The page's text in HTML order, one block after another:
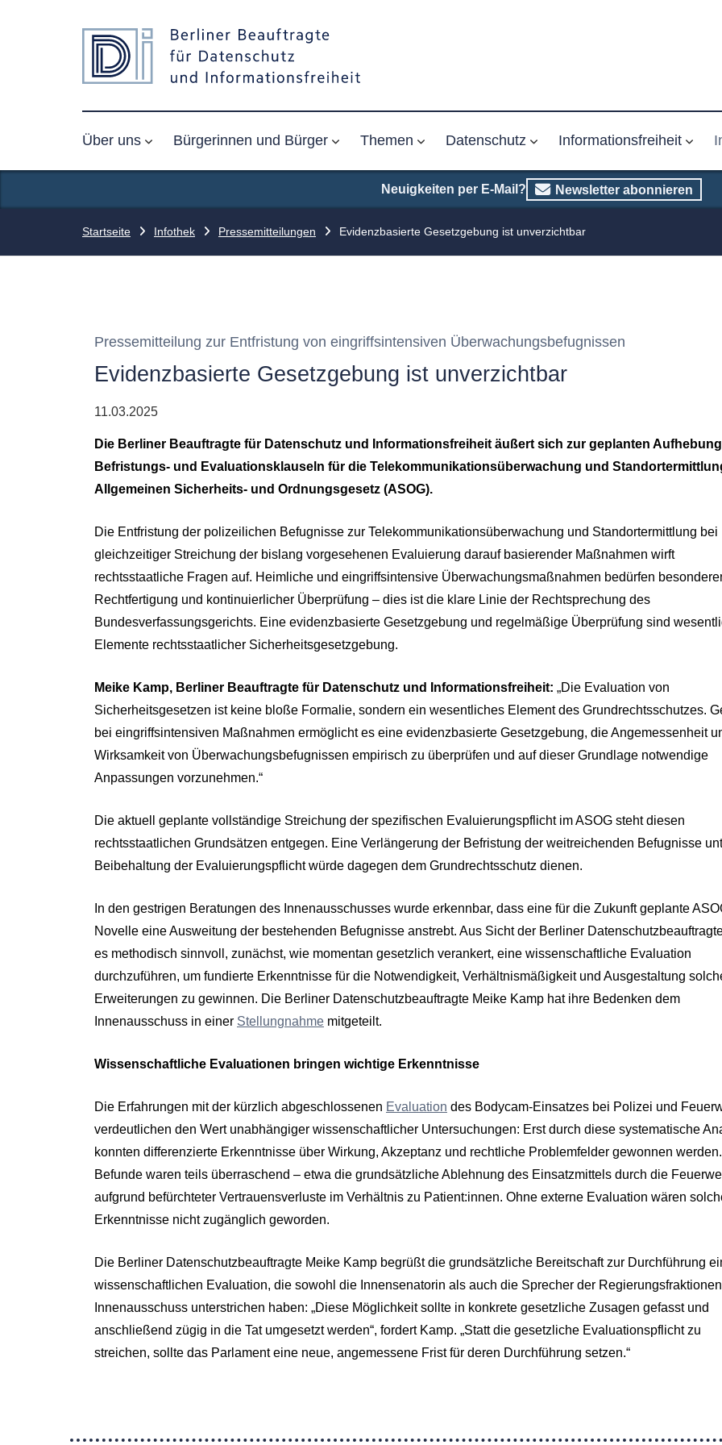
Über uns Bürgerinnen und Bürger Themen Datenschutz Informationsfreiheit
Neuigkeiten per E-Mail? Newsletter abonnieren
Startseite Infothek Pressemitteilungen Evidenzbasierte Gesetzgebung ist unverzichtbar
Pressemitteilung zur Entfristung von eingriffsintensiven Überwachungsbefugnissen
Evidenzbasierte Gesetzgebung ist unverzichtbar
11.03.2025
Die Berliner Beauftragte für Datenschutz und Informationsfreiheit äußert sich zur geplanten
Befristungs- und Evaluationsklauseln für die Telekommunikationsüberwachung und
Allgemeinen Sicherheits- und Ordnungsgesetz (ASOG).
Die Entfristung der polizeilichen Befugnisse zur Telekommunikationsüberwachung und Standortermittlung bei
gleichzeitiger Streichung der bislang vorgesehenen Evaluierung darauf basierender Maßnahmen wirft
rechtsstaatliche Fragen auf. Heimliche und eingriffsintensive Überwachungsmaßnahmen bedürfen
Rechtfertigung und kontinuierlicher Überprüfung – dies ist die klare Linie der Rechtsprechung des
Bundesverfassungsgerichts. Eine evidenzbasierte Gesetzgebung und regelmäßige Überprüfung sind
Elemente rechtsstaatlicher Sicherheitsgesetzgebung.
Meike Kamp, Berliner Beauftragte für Datenschutz und Informationsfreiheit: „Die Evaluation von
Sicherheitsgesetzen ist keine bloße Formalie, sondern ein wesentliches Element des Grundrechtsschutzes.
bei eingriffsintensiven Maßnahmen ermöglicht es eine evidenzbasierte Gesetzgebung, die Angemessenheit
Wirksamkeit von Überwachungsbefugnissen empirisch zu überprüfen und auf dieser Grundlage notwendige
Anpassungen vorzunehmen.“
Die aktuell geplante vollständige Streichung der spezifischen Evaluierungspflicht im ASOG steht diesen
rechtsstaatlichen Grundsätzen entgegen. Eine Verlängerung der Befristung der weitreichenden Befugnisse
Beibehaltung der Evaluierungspflicht würde dagegen dem Grundrechtsschutz dienen.
In den gestrigen Beratungen des Innenausschusses wurde erkennbar, dass eine für die Zukunft geplante
Novelle eine Ausweitung der bestehenden Befugnisse anstrebt. Aus Sicht der Berliner
es methodisch sinnvoll, zunächst, wie momentan gesetzlich verankert, eine wissenschaftliche Evaluation
durchzuführen, um fundierte Erkenntnisse für die Notwendigkeit, Verhältnismäßigkeit und Ausgestaltung
Erweiterungen zu gewinnen. Die Berliner Datenschutzbeauftragte Meike Kamp hat ihre Bedenken dem
Innenausschuss in einer Stellungnahme mitgeteilt.
Wissenschaftliche Evaluationen bringen wichtige Erkenntnisse
Die Erfahrungen mit der kürzlich abgeschlossenen Evaluation des Bodycam-Einsatzes bei Polizei und
verdeutlichen den Wert unabhängiger wissenschaftlicher Untersuchungen: Erst durch diese systematische
konnten differenzierte Erkenntnisse über Wirkung, Akzeptanz und rechtliche Problemfelder gewonnen
Befunde waren teils überraschend – etwa die grundsätzliche Ablehnung des Einsatzmittels durch die
aufgrund befürchteter Vertrauensverluste im Verhältnis zu Patient:innen. Ohne externe Evaluation wären
Erkenntnisse nicht zugänglich geworden.
Die Berliner Datenschutzbeauftragte Meike Kamp begrüßt die grundsätzliche Bereitschaft zur Durchführung
wissenschaftlichen Evaluation, die sowohl die Innensenatorin als auch die Sprecher der
Innenausschuss unterstrichen haben: „Diese Möglichkeit sollte in konkrete gesetzliche Zusagen gefasst und
anschließend zügig in die Tat umgesetzt werden“, fordert Kamp. „Statt die gesetzliche Evaluationspflicht zu
streichen, sollte das Parlament eine neue, angemessene Frist für deren Durchführung setzen.“